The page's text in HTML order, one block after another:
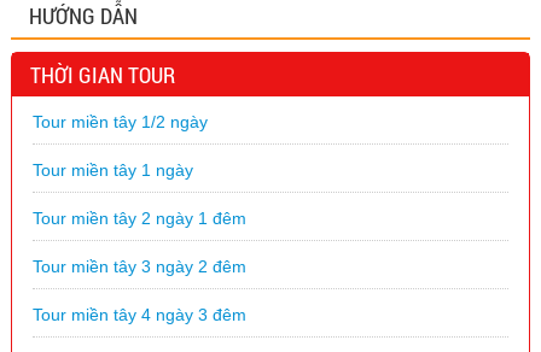
HƯỚNG DẪN
THỜI GIAN TOUR
Tour miền tây 1/2 ngày
Tour miền tây 1 ngày
Tour miền tây 2 ngày 1 đêm
Tour miền tây 3 ngày 2 đêm
Tour miền tây 4 ngày 3 đêm